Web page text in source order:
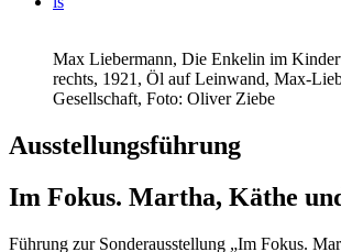
Max Liebermann, Die Enkelin im
rechts, 1921, Öl auf Leinwand, Max-
Gesellschaft, Foto: Oliver Ziebe
Ausstellungsführung
Im Fokus. Martha, Käthe
Führung zur Sonderausstellung „Im Fokus.